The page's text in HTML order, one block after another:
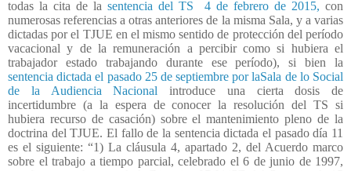
todas la cita de la sentencia del TS 4 de febrero de 2015, con
numerosas referencias a otras anteriores de la misma Sala, y a varias
dictadas por el TJUE en el mismo sentido de protección del período
vacacional y de la remuneración a percibir como si hubiera el
trabajador estado trabajando durante ese período), si bien la
sentencia dictada el pasado 25 de septiembre por laSala de lo Social
de la Audiencia Nacional introduce una cierta dosis de
incertidumbre (a la espera de conocer la resolución del TS si
hubiera recurso de casación) sobre el mantenimiento pleno de la
doctrina del TJUE. El fallo de la sentencia dictada el pasado día 11
es el siguiente: “1) La cláusula 4, apartado 2, del Acuerdo marco
sobre el trabajo a tiempo parcial, celebrado el 6 de junio de 1997,